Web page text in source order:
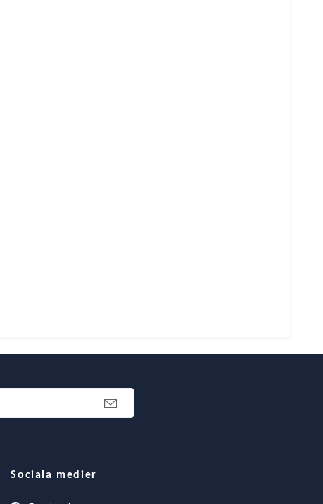
Sociala medier